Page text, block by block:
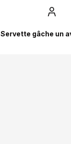
Servette gâche un